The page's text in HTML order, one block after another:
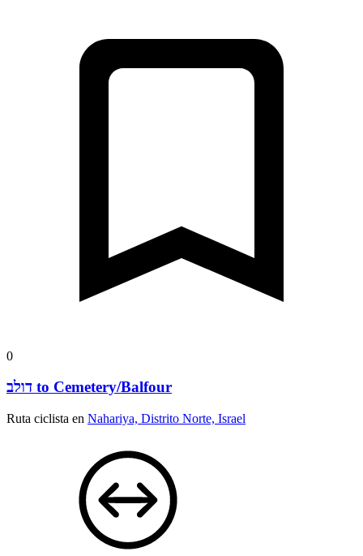
0
דולב to Cemetery/Balfour
Ruta ciclista en Nahariya, Distrito Norte, Israel